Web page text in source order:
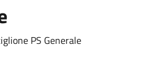
PS Generale